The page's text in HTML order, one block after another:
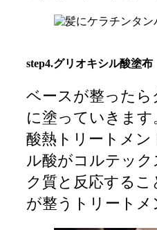
step4.グリオキシル酸塗布
ベースが整った
に塗っていきます
酸熱トリートメ
ル酸がコルテッ
ク質と反応する
が整うトリートメ